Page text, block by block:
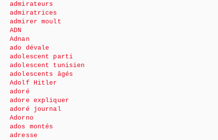
admirateurs
admiratrices
admirer moult
ADN
Adnan
ado dévale
adolescent parti
adolescent tunisien
adolescents âgés
Adolf Hitler
adoré
adore expliquer
adoré journal
Adorno
ados montés
adresse